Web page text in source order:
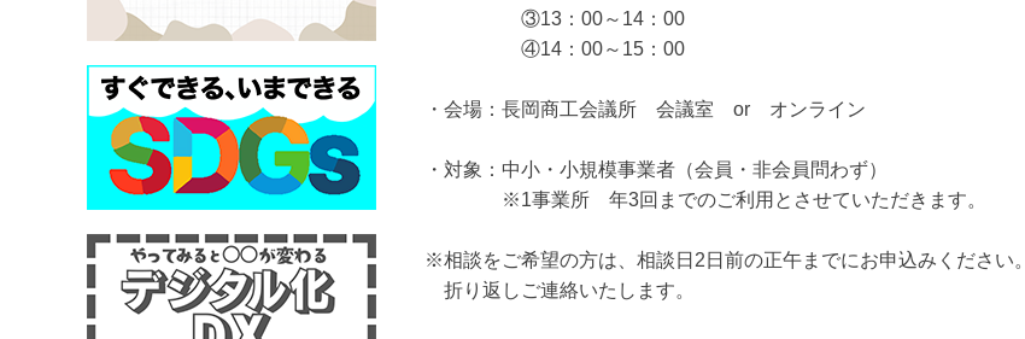
③13：00～14：00
④14：00～15：00
・会場：長岡商工会議所 会議室 or オンライン
・対象：中小・小規模事業者（会員・非会員問わず）
※1事業所 年3回までのご利用とさせていただきます。
※相談をご希望の方は、相談日2日前の正午までにお申込みください。
折り返しご連絡いたします。